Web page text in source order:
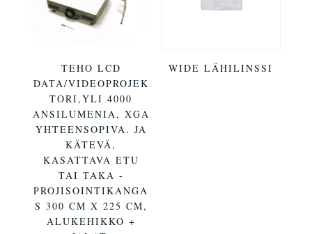
TEHO LCD
DATA/VIDEOPROJEK
TORI,YLI 4000
ANSILUMENIA, XGA
YHTEENSOPIVA. JA
KÄTEVÄ,
KASATTAVA ETU
TAI TAKA -
PROJISOINTIKANGA
S 300 CM X 225 CM,
ALUKEHIKKO +
WIDE LÄHILINSSI